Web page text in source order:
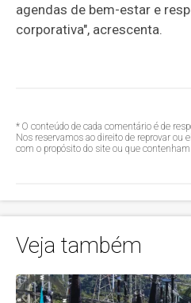
agendas de bem-estar e
corporativa", acrescenta.
* O conteúdo de cada comentário é de
Nos reservamos ao direito de reprovar ou
com o propósito do site ou que
Veja também